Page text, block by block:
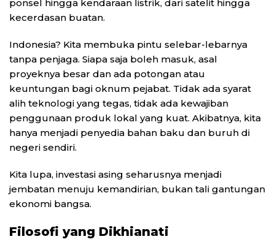
ponsel hingga kendaraan listrik, dari satelit hingga
kecerdasan buatan.
Indonesia? Kita membuka pintu selebar-lebarnya
tanpa penjaga. Siapa saja boleh masuk, asal
proyeknya besar dan ada potongan atau
keuntungan bagi oknum pejabat. Tidak ada syarat
alih teknologi yang tegas, tidak ada kewajiban
penggunaan produk lokal yang kuat. Akibatnya, kita
hanya menjadi penyedia bahan baku dan buruh di
negeri sendiri.
Kita lupa, investasi asing seharusnya menjadi
jembatan menuju kemandirian, bukan tali gantungan
ekonomi bangsa.
Filosofi yang Dikhianati